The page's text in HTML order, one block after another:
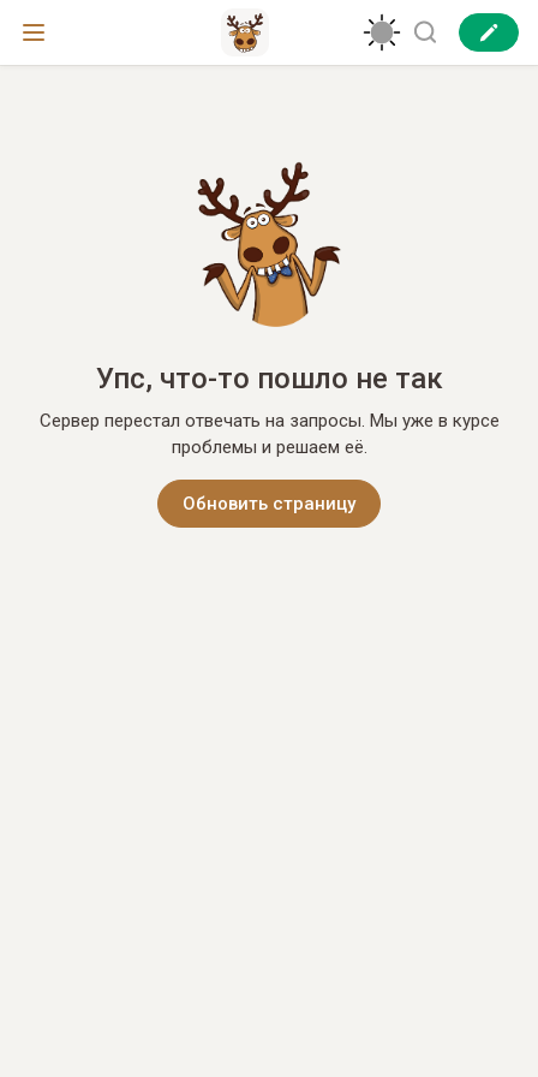
Упс, что-то пошло не так
Сервер перестал отвечать на запросы. Мы уже в курсе
проблемы и решаем её.
Обновить страницу